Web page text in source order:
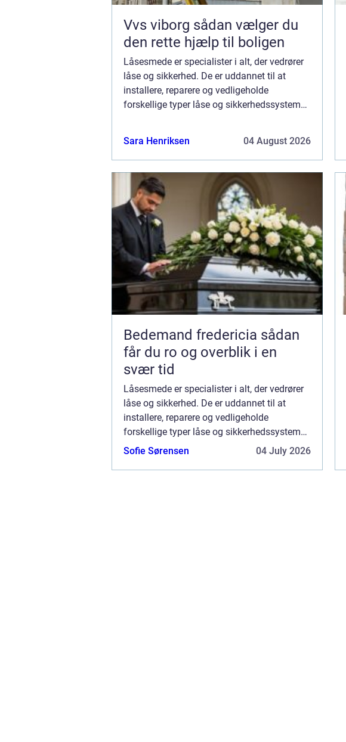
Vvs viborg sådan vælger du
den rette hjælp til boligen
Låsesmede er specialister i alt, der vedrører
låse og sikkerhed. De er uddannet til at
installere, reparere og vedligeholde
forskellige typer låse og sikkerhedssystemer,
Sara Henriksen 04 August 2026
Bedemand fredericia sådan
får du ro og overblik i en
svær tid
Låsesmede er specialister i alt, der vedrører
låse og sikkerhed. De er uddannet til at
installere, reparere og vedligeholde
forskellige typer låse og sikkerhedssystemer,
herunder døre, vinduer, porte og garager. De
Sofie Sørensen 04 July 2026